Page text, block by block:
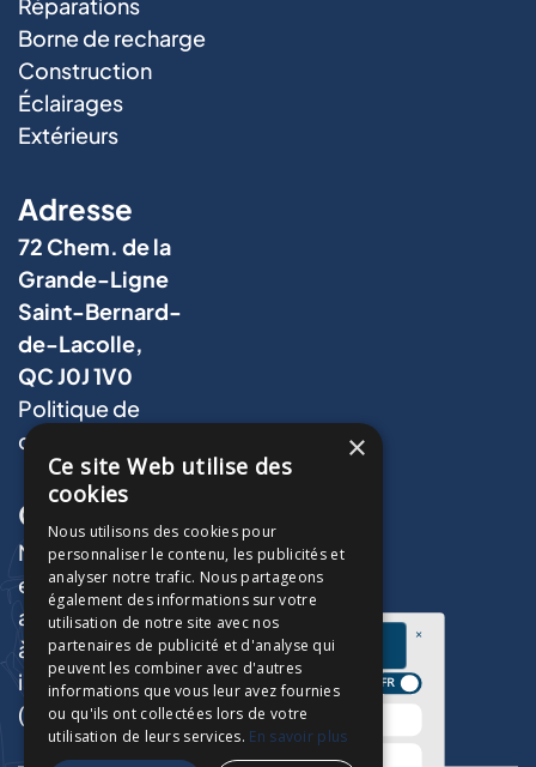
Adresse
72 Chem. de la
Grande-Ligne
Saint-Bernard-
de-Lacolle,
QC J0J 1V0
Politique de
confidentialité
Borne de recharge
Construction
Éclairages
Extérieurs
Contact
Notre équipe d'électricien
expérimentée vous
accompagne de l'idée initiale
à la réalisation complète.
info@legerelectrique.ca
(514) 557-7065
×
Ce site Web utilise des
cookies
Nous utilisons des cookies pour
personnaliser le contenu, les publicités et
analyser notre trafic. Nous partageons
également des informations sur votre
utilisation de notre site avec nos
partenaires de publicité et d'analyse qui
peuvent les combiner avec d'autres
informations que vous leur avez fournies
ou qu'ils ont collectées lors de votre
utilisation de leurs services. En savoir plus